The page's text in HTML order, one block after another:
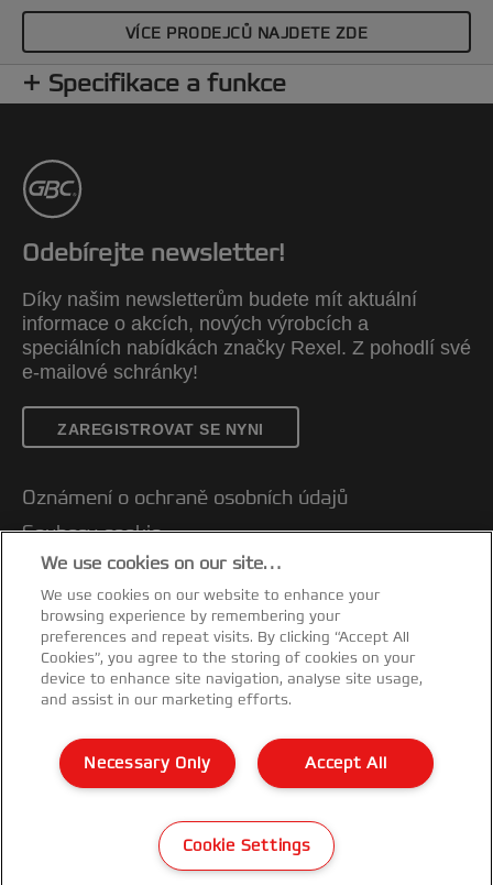
VÍCE PRODEJCŮ NAJDETE ZDE
Specifikace a funkce
Odebírejte newsletter!
Díky našim newsletterům budete mít aktuální
informace o akcích, nových výrobcích a
speciálních nabídkách značky Rexel. Z pohodlí své
e-mailové schránky!
ZAREGISTROVAT SE NYNI
Oznámení o ochraně osobních údajů
Soubory cookie
Právní upozornění
Otisk
Správa mých dat
Prohlášení o shodě
Záruční podmínky
Mapa stránek
Zákaznická podpora
©2026 ACCO Brands
We use cookies on our site…
We use cookies on our website to enhance your
browsing experience by remembering your
preferences and repeat visits. By clicking “Accept All
Cookies”, you agree to the storing of cookies on your
device to enhance site navigation, analyse site usage,
and assist in our marketing efforts.
Accept All
Necessary Only
Cookie Settings